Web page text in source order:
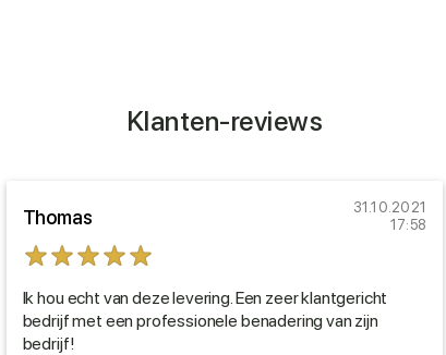
Klanten-reviews
Thomas
31.10.2021
17:58
Ik hou echt van deze levering. Een zeer klantgericht
bedrijf met een professionele benadering van zijn
bedrijf!